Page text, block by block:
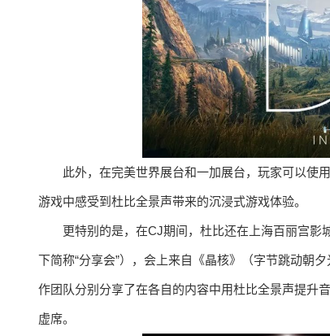
此外，在完美世界展台和一加展台，玩家可以使
游戏中感受到杜比全景声带来的沉浸式游戏体验。
更特别的是，在CJ期间，杜比还在上海百丽宫影
下简称“分享会”），会上来自《晶核》（字节跳动朝
作团队分别分享了在各自的内容中用杜比全景声提升
虚席。